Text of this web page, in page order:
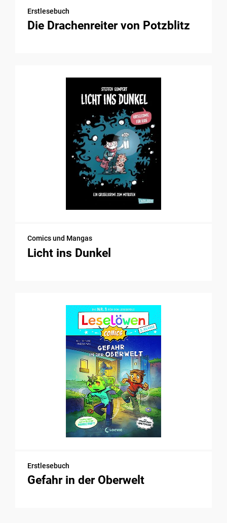
Erstlesebuch
Die Drachenreiter von Potzblitz
Comics und Mangas
Licht ins Dunkel
Erstlesebuch
Gefahr in der Oberwelt